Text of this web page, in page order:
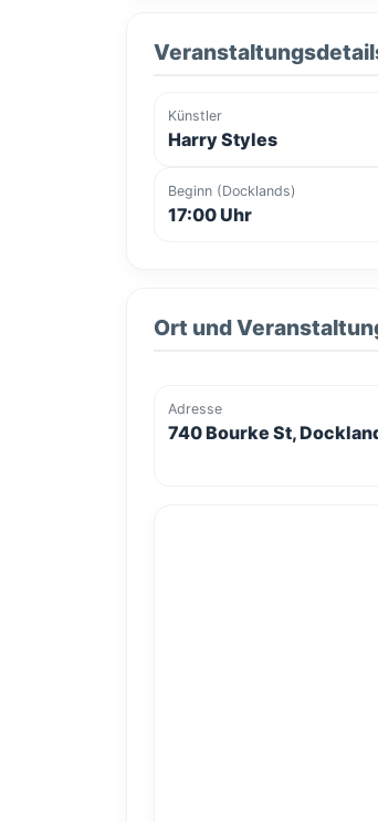
Künstler
Harry Styles
Beginn (Docklands)
17:00 Uhr
Ort und
Adresse
740 Bourke St,